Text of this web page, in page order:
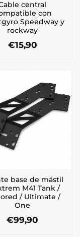
central
con
Speedway y
rockway
€15,90
base de mástil
M41 Tank /
/ Ultimate /
One
€99,90